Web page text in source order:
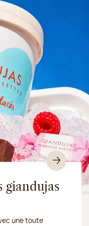
giandujas
une toute
sera fermé :